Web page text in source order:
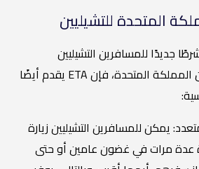
المتحدة للتشيليين
جديدًا للمسافرين التشيليين
المؤهلين الذين يزورون المملكة المتحدة، فإن ETA يقدم أيضًا
يمكن للمسافرين التشيليين زيارة
عدة مرات في غضون عامين أو حتى